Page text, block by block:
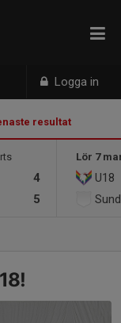
Logga in
resultat
4
5
Lör 7
U18